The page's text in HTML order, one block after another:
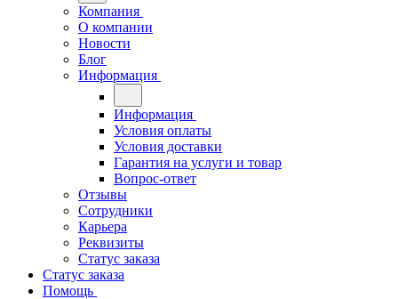
Компания
О компании
Новости
Блог
Информация
Информация
Условия оплаты
Условия доставки
Гарантия на услуги и товар
Вопрос-ответ
Отзывы
Сотрудники
Карьера
Реквизиты
Статус заказа
Статус заказа
Помощь